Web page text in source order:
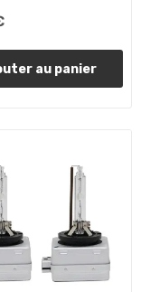
au panier